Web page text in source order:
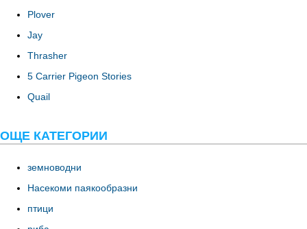
Plover
Jay
Thrasher
5 Carrier Pigeon Stories
Quail
ОЩЕ КАТЕГОРИИ
земноводни
Насекоми паякообразни
птици